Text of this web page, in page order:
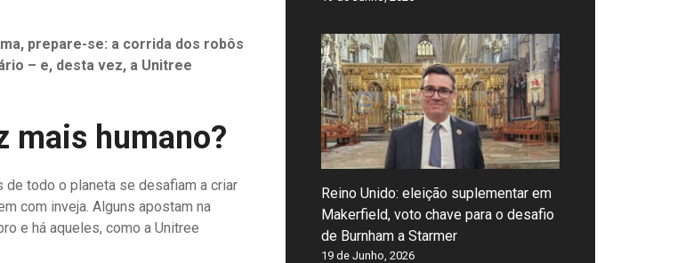
prepare-se: a corrida dos robôs
– e, desta vez, a Unitree
mais humano?
todo o planeta se desafiam a criar
com inveja. Alguns apostam na
e há aqueles, como a Unitree
Reino Unido: eleição suplementar em
Makerfield, voto chave para o desafio
de Burnham a Starmer
19 de Junho, 2026